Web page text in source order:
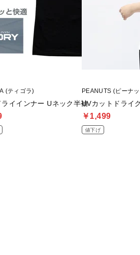
(ティゴラ)
ライインナー Uネック半袖
PEANUTS (ピーナ
UVカットドライ
￥1,499
値下げ